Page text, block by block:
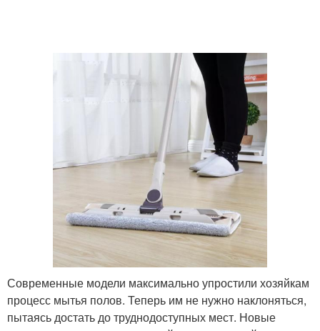
Современные модели максимально упростили хозяйкам
процесс мытья полов. Теперь им не нужно наклоняться,
пытаясь достать до труднодоступных мест. Новые